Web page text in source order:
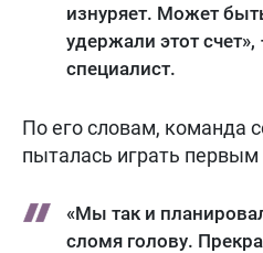
изнуряет. Может
удержали этот счет»,
специалист.
По его словам, команда
пыталась играть
«Мы так и
сломя голову.